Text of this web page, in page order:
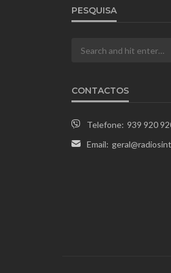
PESQUISA
CONTACTOS
Telefone: 939 920
Email: